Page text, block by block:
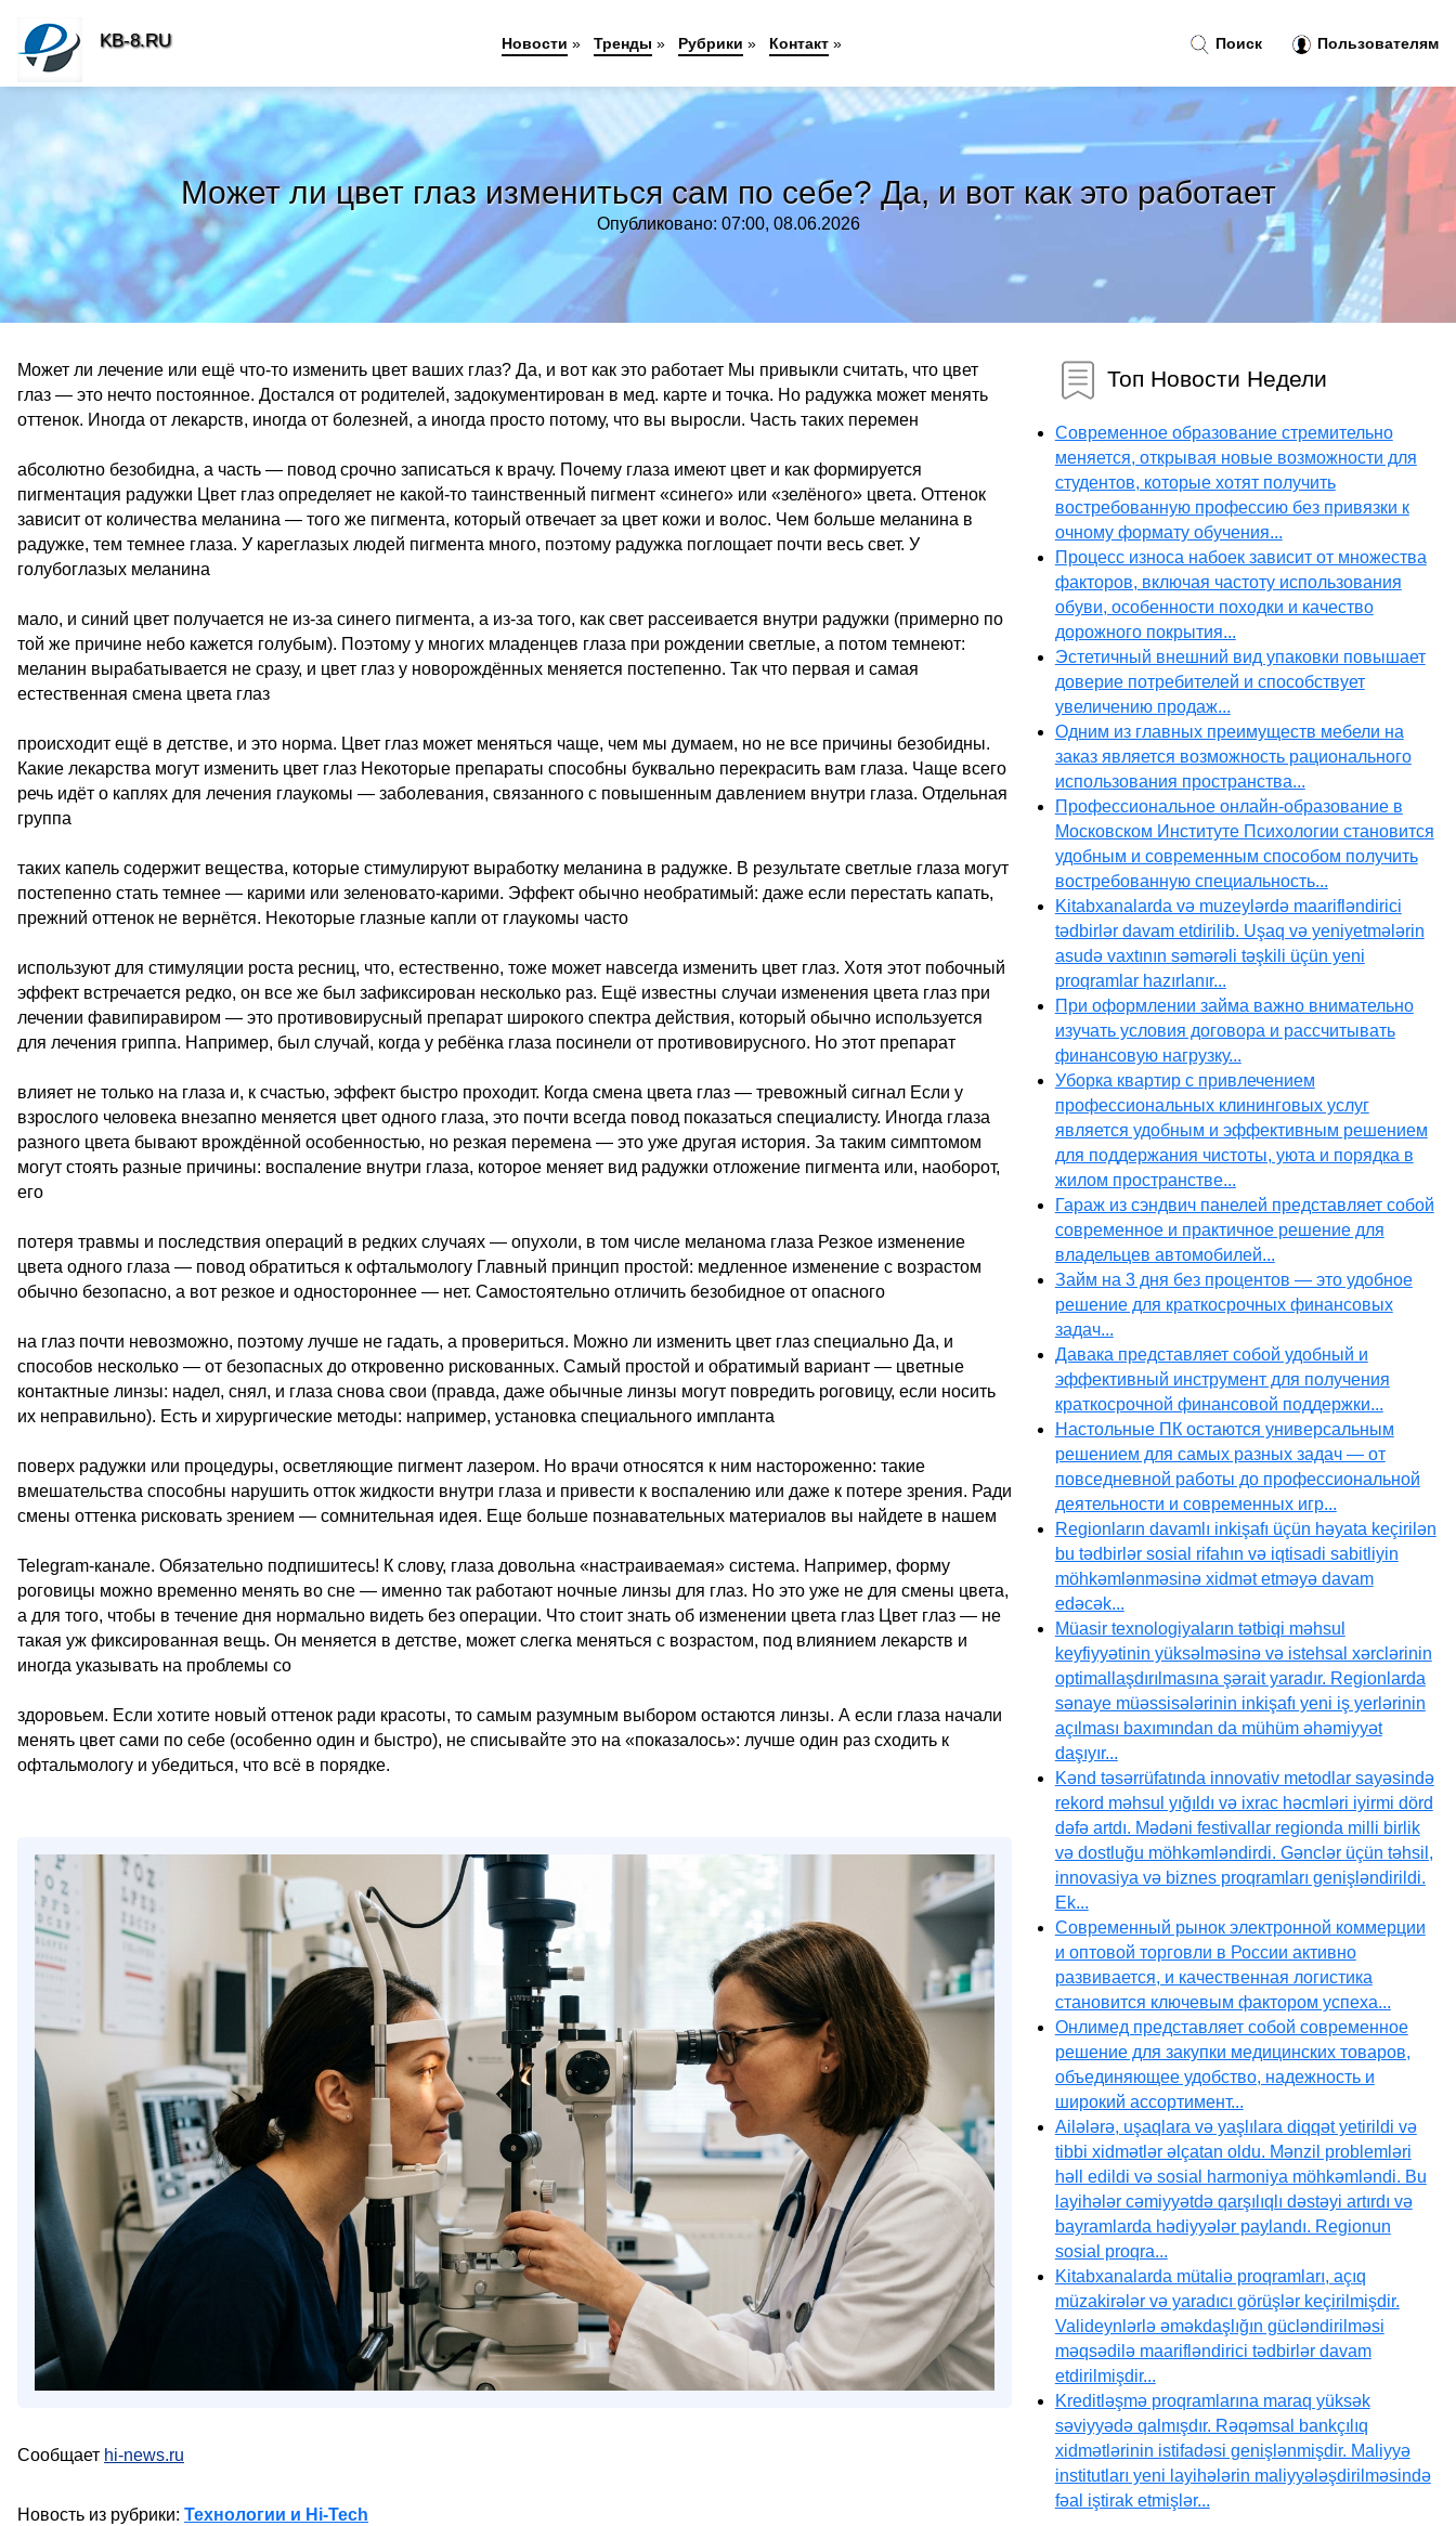
Может ли цвет глаз измениться сам по себе? Да, и вот как это работает
Опубликовано: 07:00, 08.06.2026
Может ли лечение или ещё что-то изменить цвет ваших глаз? Да, и вот как это работает Мы привыкли считать, что цвет
глаз — это нечто постоянное. Достался от родителей, задокументирован в мед. карте и точка. Но радужка может менять
оттенок. Иногда от лекарств, иногда от болезней, а иногда просто потому, что вы выросли. Часть таких перемен
абсолютно безобидна, а часть — повод срочно записаться к врачу. Почему глаза имеют цвет и как формируется
пигментация радужки Цвет глаз определяет не какой-то таинственный пигмент «синего» или «зелёного» цвета. Оттенок
зависит от количества меланина — того же пигмента, который отвечает за цвет кожи и волос. Чем больше меланина в
радужке, тем темнее глаза. У кареглазых людей пигмента много, поэтому радужка поглощает почти весь свет. У
голубоглазых меланина
мало, и синий цвет получается не из-за синего пигмента, а из-за того, как свет рассеивается внутри радужки (примерно по
той же причине небо кажется голубым). Поэтому у многих младенцев глаза при рождении светлые, а потом темнеют:
меланин вырабатывается не сразу, и цвет глаз у новорождённых меняется постепенно. Так что первая и самая
естественная смена цвета глаз
происходит ещё в детстве, и это норма. Цвет глаз может меняться чаще, чем мы думаем, но не все причины безобидны.
Какие лекарства могут изменить цвет глаз Некоторые препараты способны буквально перекрасить вам глаза. Чаще всего
речь идёт о каплях для лечения глаукомы — заболевания, связанного с повышенным давлением внутри глаза. Отдельная
группа
таких капель содержит вещества, которые стимулируют выработку меланина в радужке. В результате светлые глаза могут
постепенно стать темнее — карими или зеленовато-карими. Эффект обычно необратимый: даже если перестать капать,
прежний оттенок не вернётся. Некоторые глазные капли от глаукомы часто
используют для стимуляции роста ресниц, что, естественно, тоже может навсегда изменить цвет глаз. Хотя этот побочный
эффект встречается редко, он все же был зафиксирован несколько раз. Ещё известны случаи изменения цвета глаз при
лечении фавипиравиром — это противовирусный препарат широкого спектра действия, который обычно используется
для лечения гриппа. Например, был случай, когда у ребёнка глаза посинели от противовирусного. Но этот препарат
влияет не только на глаза и, к счастью, эффект быстро проходит. Когда смена цвета глаз — тревожный сигнал Если у
взрослого человека внезапно меняется цвет одного глаза, это почти всегда повод показаться специалисту. Иногда глаза
разного цвета бывают врождённой особенностью, но резкая перемена — это уже другая история. За таким симптомом
могут стоять разные причины: воспаление внутри глаза, которое меняет вид радужки отложение пигмента или, наоборот,
его
потеря травмы и последствия операций в редких случаях — опухоли, в том числе меланома глаза Резкое изменение
цвета одного глаза — повод обратиться к офтальмологу Главный принцип простой: медленное изменение с возрастом
обычно безопасно, а вот резкое и одностороннее — нет. Самостоятельно отличить безобидное от опасного
на глаз почти невозможно, поэтому лучше не гадать, а провериться. Можно ли изменить цвет глаз специально Да, и
способов несколько — от безопасных до откровенно рискованных. Самый простой и обратимый вариант — цветные
контактные линзы: надел, снял, и глаза снова свои (правда, даже обычные линзы могут повредить роговицу, если носить
их неправильно). Есть и хирургические методы: например, установка специального импланта
поверх радужки или процедуры, осветляющие пигмент лазером. Но врачи относятся к ним настороженно: такие
вмешательства способны нарушить отток жидкости внутри глаза и привести к воспалению или даже к потере зрения. Ради
смены оттенка рисковать зрением — сомнительная идея. Еще больше познавательных материалов вы найдете в нашем
Telegram-канале. Обязательно подпишитесь! К слову, глаза довольна «настраиваемая» система. Например, форму
роговицы можно временно менять во сне — именно так работают ночные линзы для глаз. Но это уже не для смены цвета,
а для того, чтобы в течение дня нормально видеть без операции. Что стоит знать об изменении цвета глаз Цвет глаз — не
такая уж фиксированная вещь. Он меняется в детстве, может слегка меняться с возрастом, под влиянием лекарств и
иногда указывать на проблемы со
здоровьем. Если хотите новый оттенок ради красоты, то самым разумным выбором остаются линзы. А если глаза начали
менять цвет сами по себе (особенно один и быстро), не списывайте это на «показалось»: лучше один раз сходить к
офтальмологу и убедиться, что всё в порядке.
Сообщает hi-news.ru
Новость из рубрики: Технологии и Hi-Tech
Топ Новости Недели
Современное образование стремительно
меняется, открывая новые возможности для
студентов, которые хотят получить
востребованную профессию без привязки к
очному формату обучения...
Процесс износа набоек зависит от множества
факторов, включая частоту использования
обуви, особенности походки и качество
дорожного покрытия...
Эстетичный внешний вид упаковки повышает
доверие потребителей и способствует
увеличению продаж...
Одним из главных преимуществ мебели на
заказ является возможность рационального
использования пространства...
Профессиональное онлайн-образование в
Московском Институте Психологии становится
удобным и современным способом получить
востребованную специальность...
Kitabxanalarda və muzeylərdə maarifləndirici
tədbirlər davam etdirilib. Uşaq və yeniyetmələrin
asudə vaxtının səmərəli təşkili üçün yeni
proqramlar hazırlanır...
При оформлении займа важно внимательно
изучать условия договора и рассчитывать
финансовую нагрузку...
Уборка квартир с привлечением
профессиональных клининговых услуг
является удобным и эффективным решением
для поддержания чистоты, уюта и порядка в
жилом пространстве...
Гараж из сэндвич панелей представляет собой
современное и практичное решение для
владельцев автомобилей...
Займ на 3 дня без процентов — это удобное
решение для краткосрочных финансовых
задач...
Давака представляет собой удобный и
эффективный инструмент для получения
краткосрочной финансовой поддержки...
Настольные ПК остаются универсальным
решением для самых разных задач — от
повседневной работы до профессиональной
деятельности и современных игр...
Regionların davamlı inkişafı üçün həyata keçirilən
bu tədbirlər sosial rifahın və iqtisadi sabitliyin
möhkəmlənməsinə xidmət etməyə davam
edəcək...
Müasir texnologiyaların tətbiqi məhsul
keyfiyyətinin yüksəlməsinə və istehsal xərclərinin
optimallaşdırılmasına şərait yaradır. Regionlarda
sənaye müəssisələrinin inkişafı yeni iş yerlərinin
açılması baxımından da mühüm əhəmiyyət
daşıyır...
Kənd təsərrüfatında innovativ metodlar sayəsində
rekord məhsul yığıldı və ixrac həcmləri iyirmi dörd
dəfə artdı. Mədəni festivallar regionda milli birlik
və dostluğu möhkəmləndirdi. Gənclər üçün təhsil,
innovasiya və biznes proqramları genişləndirildi.
Ek...
Современный рынок электронной коммерции
и оптовой торговли в России активно
развивается, и качественная логистика
становится ключевым фактором успеха...
Онлимед представляет собой современное
решение для закупки медицинских товаров,
объединяющее удобство, надежность и
широкий ассортимент...
Ailələrə, uşaqlara və yaşlılara diqqət yetirildi və
tibbi xidmətlər əlçatan oldu. Mənzil problemləri
həll edildi və sosial harmoniya möhkəmləndi. Bu
layihələr cəmiyyətdə qarşılıqlı dəstəyi artırdı və
bayramlarda hədiyyələr paylandı. Regionun
sosial proqra...
Kitabxanalarda mütaliə proqramları, açıq
müzakirələr və yaradıcı görüşlər keçirilmişdir.
Valideynlərlə əməkdaşlığın gücləndirilməsi
məqsədilə maarifləndirici tədbirlər davam
etdirilmişdir...
Kreditləşmə proqramlarına maraq yüksək
səviyyədə qalmışdır. Rəqəmsal bankçılıq
xidmətlərinin istifadəsi genişlənmişdir. Maliyyə
institutları yeni layihələrin maliyyələşdirilməsində
fəal iştirak etmişlər...
Поиск Пользователям
KB-8.RU Новости » Тренды » Рубрики » Контакт »